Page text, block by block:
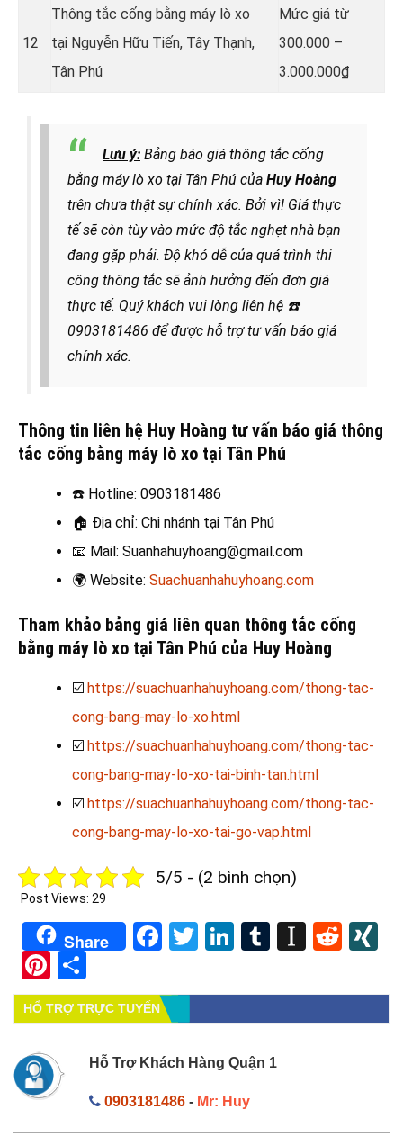
12
Thông tắc cống bằng máy lò xo
tại Nguyễn Hữu Tiến, Tây Thạnh,
Tân Phú
Mức giá từ
300.000 –
3.000.000₫
Lưu ý: Bảng báo giá thông tắc cống
bằng máy lò xo tại Tân Phú của Huy Hoàng
trên chưa thật sự chính xác. Bởi vì! Giá thực
tế sẽ còn tùy vào mức độ tắc nghẹt nhà bạn
đang gặp phải. Độ khó dễ của quá trình thi
công thông tắc sẽ ảnh hưởng đến đơn giá
thực tế. Quý khách vui lòng liên hệ ☎️
0903181486 để được hỗ trợ tư vấn báo giá
chính xác.
Thông tin liên hệ Huy Hoàng tư vấn báo giá thông
tắc cống bằng máy lò xo tại Tân Phú
☎️ Hotline: 0903181486
🏠 Địa chỉ: Chi nhánh tại Tân Phú
📧 Mail: Suanhahuyhoang@gmail.com
🌍 Website: Suachuanhahuyhoang.com
Tham khảo bảng giá liên quan thông tắc cống
bằng máy lò xo tại Tân Phú của Huy Hoàng
☑️ https://suachuanhahuyhoang.com/thong-tac-
cong-bang-may-lo-xo.html
☑️ https://suachuanhahuyhoang.com/thong-tac-
cong-bang-may-lo-xo-tai-binh-tan.html
☑️ https://suachuanhahuyhoang.com/thong-tac-
cong-bang-may-lo-xo-tai-go-vap.html
5/5 - (2 bình chọn)
Post Views: 29
Share Facebook
TwitterLinkedIn
Tumblr
Pinterest
HỔ TRỢ TRỰC TUYẾN
Hỗ Trợ Khách Hàng Quận 1
0903181486- Mr: Huy